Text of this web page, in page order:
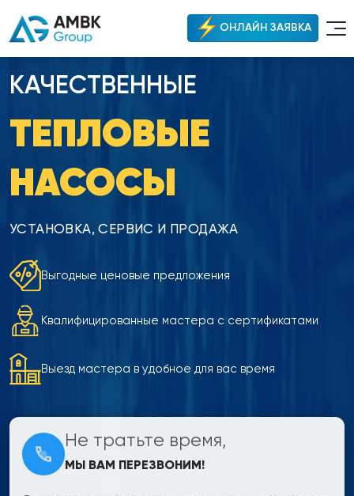
ОНЛАЙН ЗАЯВКА
КАЧЕСТВЕННЫЕ
ТЕПЛОВЫЕ
НАСОСЫ
УСТАНОВКА, СЕРВИС И ПРОДАЖА
Выгодные ценовые предложения
Квалифицированные мастера с сертификатами
Выезд мастера в удобное для вас время
Не тратьте время,
МЫ ВАМ ПЕРЕЗВОНИМ!